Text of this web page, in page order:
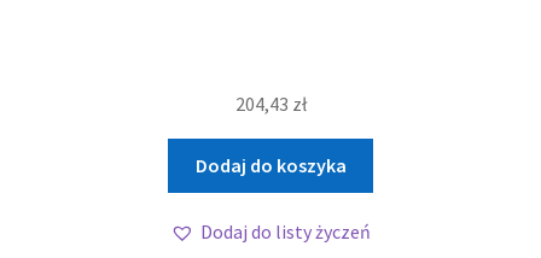
204,43 zł
Dodaj do koszyka
Dodaj do listy życzeń